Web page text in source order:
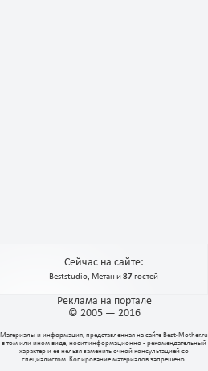
Сейчас на сайте:
Beststudio, Метан и87 гостей
Реклама на портале
© 2005 — 2016
Материалы и информация, представленная на сайте Best-Mother.ru
в том или ином виде, носит информационно - рекомендательный
характер и ее нельзя заменить очной консультацией со
специалистом. Копирование материалов запрещено.